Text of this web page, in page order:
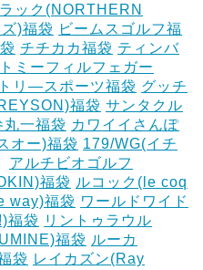
ック(NORTHERN
)福袋 ビームスゴルフ福
チチカカ福袋 ティンバ
トミーフィルフェガー
トリ―スポーツ福袋 グッチ
福袋 サンタクル
丸一福袋 カワイイさんぽ
オー)福袋 179/WG(イチ
アルチビオゴルフ
福袋 ルコック(le coq
way)福袋 ワールドワイド
福袋 リントゥラウル
福袋 ルーカ
袋 レイカズン(Ray